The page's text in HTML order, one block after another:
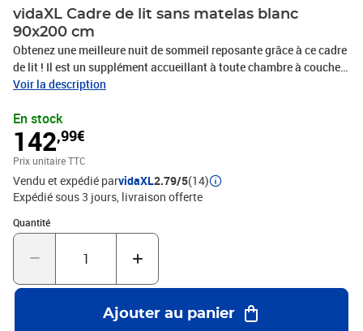
vidaXL Cadre de lit sans matelas blanc
90x200 cm
Obtenez une meilleure nuit de sommeil reposante grâce à ce cadre
de lit ! Il est un supplément accueillant à toute chambre à coucher.
Matériau durable : le bois d'ingénierie est d'une qualité
résistance, stabilité et résistance à l'humidité. Lattes robustes : les
lattes de contreplaqué assurent une bonne répartition du poids,
garantissant que le matelas reste en place à chaque torsion de
votre corps pendant le sommeil. Design moderne : ajoutez un style
moderne à votre décor intérieur existant ! Le design moderne
présente des lignes épurées, des looks minimalistes et de la
lumière naturelle dans le cadre du style de design d'intérieur. Bon à
savoir :Un matelas n'est pas inclus avec ce lit. Nous offrons une
sélection variée de matelas. Vous pouvez consulter notre boutique
de lit : bois d'ingénierieMatériau des lattes :
contreplaquéDimensions totales : 212 x 110 x 23 cm (L x l x
H)Dimensions du matelas correspondant : 90 x 200 cm (l x L)
Voir la description
En stock
142,99€
Prix unitaire TTC
Vendu et expédié parvidaXL2.79/5(14)
Expédié sous 3 jours livraison offerte
Quantité
Quantité : 1
Ajouter au panier